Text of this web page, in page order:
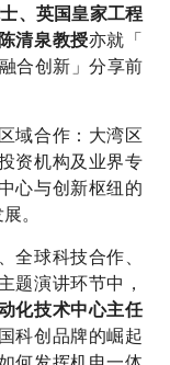
、英国皇家工程
清泉教授亦就「
合创新」分享前
域合作：大湾区
资机构及业界专
心与创新枢纽的
。
全球科技合作、
题演讲环节中，
化技术中心主任
科创品牌的崛起